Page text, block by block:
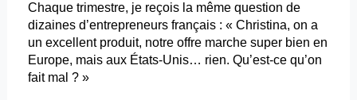
Chaque trimestre, je reçois la même question de
dizaines d’entrepreneurs français : « Christina, on a
un excellent produit, notre offre marche super bien en
Europe, mais aux États-Unis… rien. Qu’est-ce qu’on
fait mal ? »